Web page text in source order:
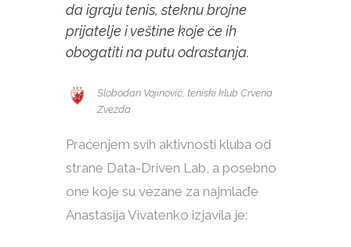
da igraju tenis, steknu brojne
prijatelje i veštine koje će ih
obogatiti na putu odrastanja.
Slobodan Vojinović, teniski klub Crvena
Zvezda
Praćenjem svih aktivnosti kluba od
strane Data-Driven Lab, a posebno
one koje su vezane za najmlađe
Anastasija Vivatenko izjavila je: